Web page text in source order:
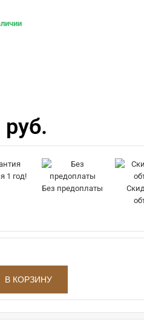
1 год!
Без предоплаты